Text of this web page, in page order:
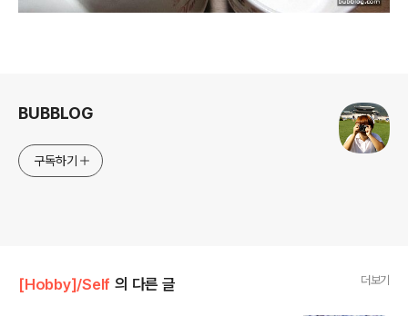
BUBBLOG
구독하기
[Hobby]/Self 의 다른 글 더보기